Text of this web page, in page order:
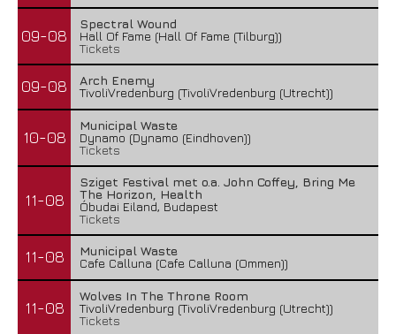
09-08
Spectral Wound
Hall Of Fame (Hall Of Fame (Tilburg))
Tickets
09-08
Arch Enemy
TivoliVredenburg (TivoliVredenburg (Utrecht))
10-08
Municipal Waste
Dynamo (Dynamo (Eindhoven))
Tickets
11-08
Sziget Festival met o.a. John Coffey, Bring Me
The Horizon, Health
Óbudai Eiland, Budapest
Tickets
11-08
Municipal Waste
Cafe Calluna (Cafe Calluna (Ommen))
11-08
Wolves In The Throne Room
TivoliVredenburg (TivoliVredenburg (Utrecht))
Tickets